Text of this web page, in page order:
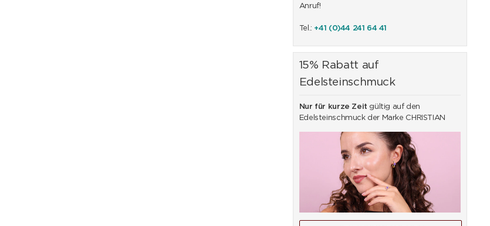
Anruf!
Tel.: +41 (0)44 241 64 41
15% Rabatt auf
Edelsteinschmuck
Nur für kurze Zeit gültig auf den
Edelsteinschmuck der Marke CHRISTIAN